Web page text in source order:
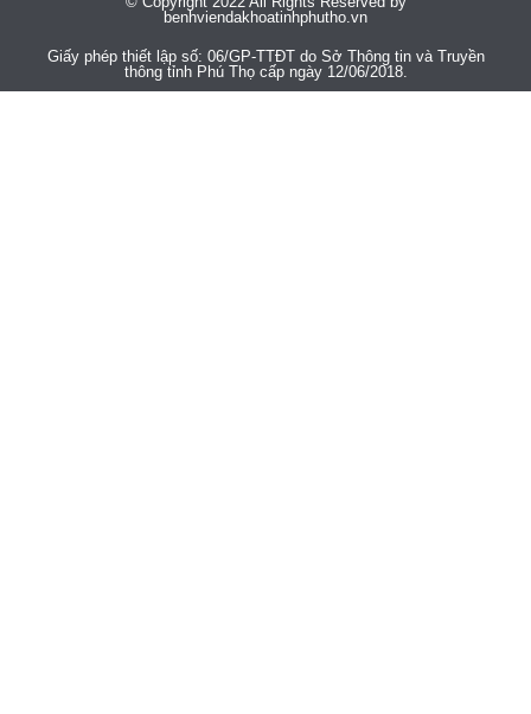
benhviendakhoatinhphutho.vn
Giấy phép thiết lập số: 06/GP-TTĐT do Sở Thông tin và Truyền
thông tỉnh Phú Thọ cấp ngày 12/06/2018.